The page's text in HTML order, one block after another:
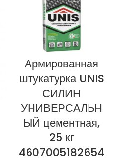
Армированная
штукатурка UNIS
СИЛИН
УНИВЕРСАЛЬН
ЫЙ цементная,
25 кг
4607005182654